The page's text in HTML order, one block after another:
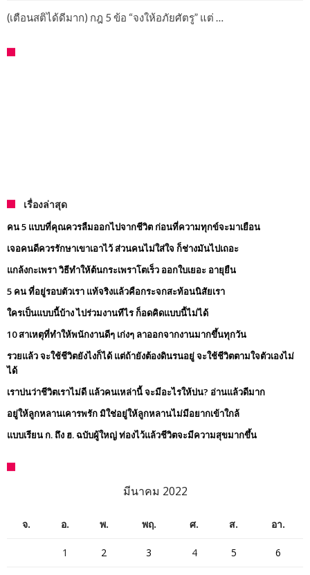
(เตือนสติได้ดีมาก) กฎ 5 ข้อ “จงให้อภัยศัตรู” แต่ …
เรื่องล่าสุด
คน 5 แบบที่คุณควรลืมออกไปจากชีวิต ก่อนที่ความทุกข์จะมาเยือน
เจอคนดีควรรักษาเขาเอาไว้ ส่วนคนไม่ใส่ใจ ก็ช่างมันไปเถอะ
แกล้งกะเพรา วิธีทำให้ต้นกระเพราโตเร็ว ออกใบเยอะ อายุยืน
5 คน ที่อยู่รอบตัวเรา แท้จริงแล้วคือกระจกสะท้อนนิสัยเรา
ใครเป็นแบบนี้บ้าง ไปร่วมงานทีไร ก็อดคิดแบบนี้ไม่ได้
10 สาเหตุที่ทำให้พนักงานดีๆ เก่งๆ ลาออกจากงานมากขึ้นทุกวัน
รวยแล้ว จะใช้ชีวิตยังไงก็ได้ แต่ถ้ายังต้องดินรนอยู่ จะใช้ชีวิตตามใจตัวเองไม่
ได้
เราบ่นว่าชีวิตเราไม่ดี แล้วคนเหล่านี้ จะมีอะไรให้บ่น? อ่านแล้วดีมาก
อยู่ให้ลูกหลานเคารพรัก มิใช่อยู่ให้ลูกหลานไม่มีอยากเข้าใกล้
แบบเรียน ก. ถึง ฮ. ฉบับผู้ใหญ่ ท่องไว้แล้วชีวิตจะมีความสุขมากขึ้น
มีนาคม 2022
จ. อ. พ. พฤ. ศ. ส. อา.
1 2 3 4 5 6